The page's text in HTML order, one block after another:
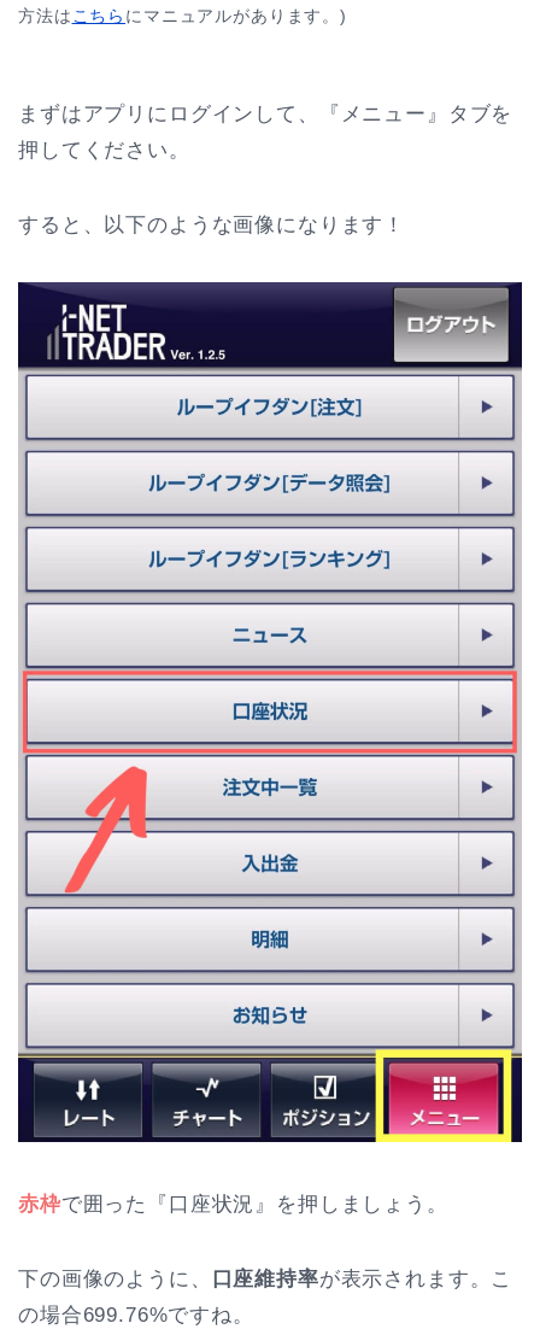
方法は こちら にマニュアルがあります。)
まずはアプリにログインして、『メニュー』タブを
押してください。
すると、以下のような画像になります！
赤枠で囲った『口座状況』を押しましょう。
下の画像のように、 口座維持率が表示されます。こ
の場合699.76%ですね。